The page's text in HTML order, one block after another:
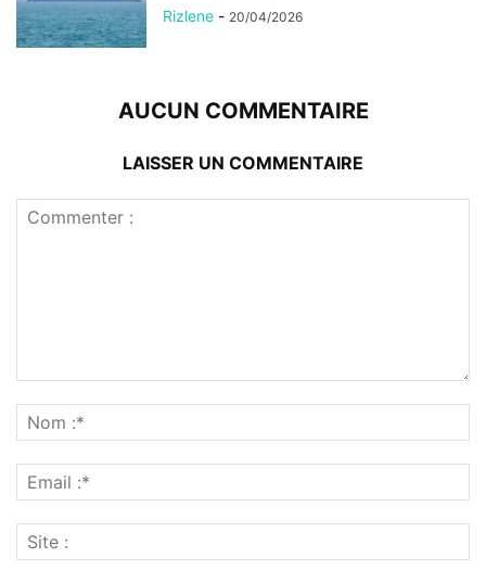
Rizlene - 20/04/2026
AUCUN COMMENTAIRE
LAISSER UN COMMENTAIRE